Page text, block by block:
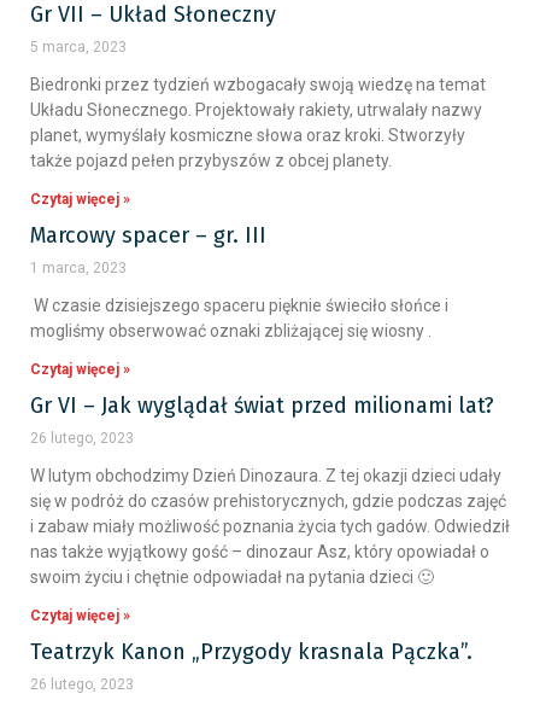
Gr VII – Układ Słoneczny
5 marca, 2023
Biedronki przez tydzień wzbogacały swoją wiedzę na temat
Układu Słonecznego. Projektowały rakiety, utrwalały nazwy
planet, wymyślały kosmiczne słowa oraz kroki. Stworzyły
także pojazd pełen przybyszów z obcej planety.
Czytaj więcej »
Marcowy spacer – gr. III
1 marca, 2023
W czasie dzisiejszego spaceru pięknie świeciło słońce i
mogliśmy obserwować oznaki zbliżającej się wiosny .
Czytaj więcej »
Gr VI – Jak wyglądał świat przed milionami lat?
26 lutego, 2023
W lutym obchodzimy Dzień Dinozaura. Z tej okazji dzieci udały
się w podróż do czasów prehistorycznych, gdzie podczas zajęć
i zabaw miały możliwość poznania życia tych gadów. Odwiedził
nas także wyjątkowy gość – dinozaur Asz, który opowiadał o
swoim życiu i chętnie odpowiadał na pytania dzieci 🙂
Czytaj więcej »
Teatrzyk Kanon „Przygody krasnala Pączka”.
26 lutego, 2023